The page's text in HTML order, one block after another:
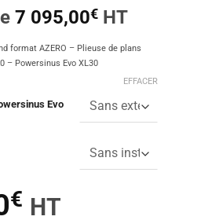
7 095,00€ HT
format AZERO – Plieuse de plans
– Powersinus Evo XL30
Evo
EFFACER
€ HT